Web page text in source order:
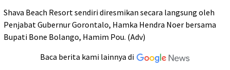
Shava Beach Resort sendiri diresmikan secara langsung oleh
Penjabat Gubernur Gorontalo, Hamka Hendra Noer bersama
Bupati Bone Bolango, Hamim Pou. (Adv)
Baca berita kami lainnya di